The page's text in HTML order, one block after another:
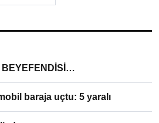
BEYEFENDİSİ…
baraja uçtu: 5 yaralı